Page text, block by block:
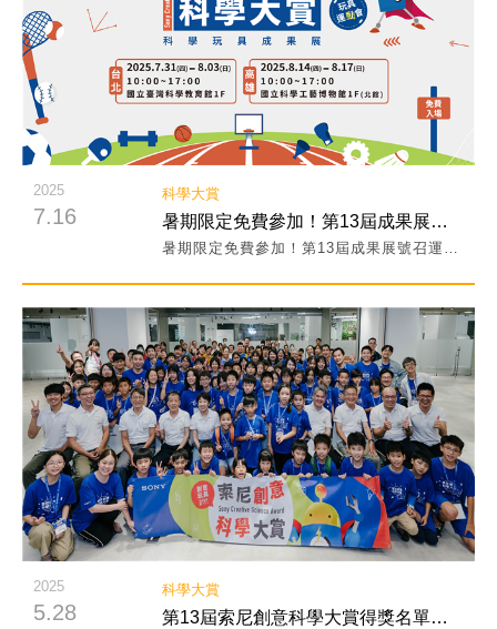
2025
7.16
科學大賞
暑期限定免費參加！第13屆成果展號召運動員挑戰超級玩具！
暑期限定免費參加！第13屆成果展號召運動員挑戰超級玩具！
閱讀詳細內容
2025
5.28
科學大賞
第13屆索尼創意科學大賞得獎名單出爐！跨時空聖火挑戰玩具摘下年度冠軍！